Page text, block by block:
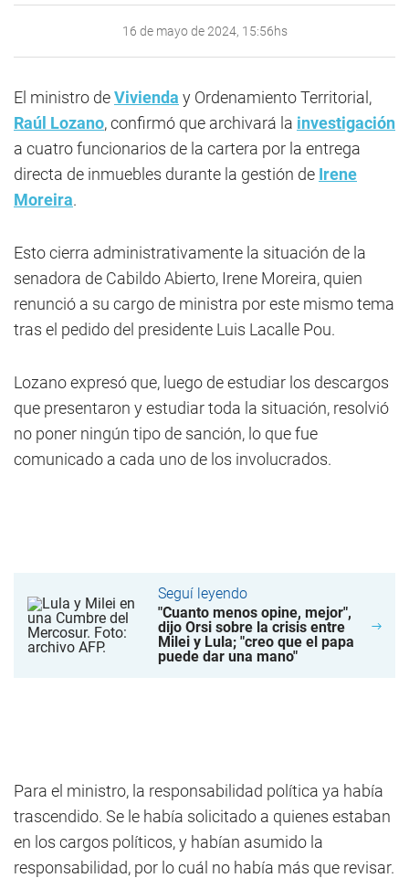
16 de mayo de 2024, 15:56hs
El ministro deVivienda y Ordenamiento Territorial,
Raúl Lozano, confirmó que archivará la investigación
a cuatro funcionarios de la cartera por la entrega
directa de inmuebles durante la gestión de Irene
Moreira.
Esto cierra administrativamente la situación de la
senadora de Cabildo Abierto, Irene Moreira, quien
renunció a su cargo de ministra por este mismo tema
tras el pedido del presidente Luis Lacalle Pou.
Lozano expresó que, luego de estudiar los descargos
que presentaron y estudiar toda la situación, resolvió
no poner ningún tipo de sanción, lo que fue
comunicado a cada uno de los involucrados.
Seguí leyendo
"Cuanto menos opine, mejor",
dijo Orsi sobre la crisis entre
Milei y Lula; "creo que el papa
puede dar una mano"
Para el ministro, la responsabilidad política ya había
trascendido. Se le había solicitado a quienes estaban
en los cargos políticos, y habían asumido la
responsabilidad, por lo cuál no había más que revisar.